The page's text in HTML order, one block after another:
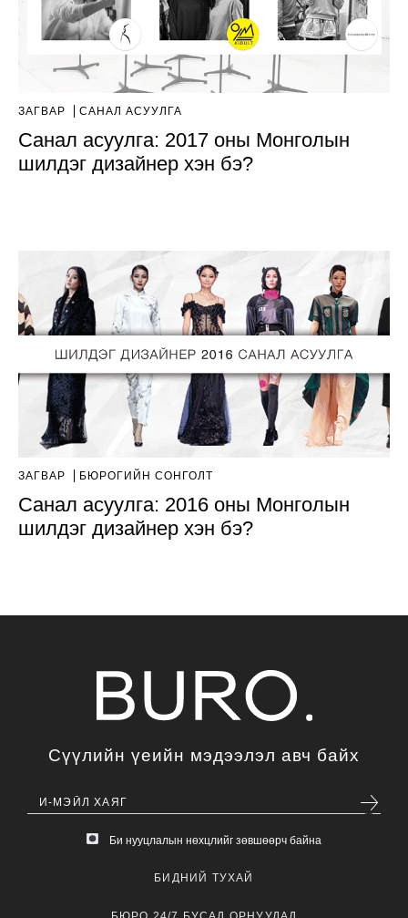
ЗАГВАР САНАЛ АСУУЛГА
Санал асуулга: 2017 оны Монголын
шилдэг дизайнер хэн бэ?
ЗАГВАР БЮРОГИЙН СОНГОЛТ
Санал асуулга: 2016 оны Монголын
шилдэг дизайнер хэн бэ?
Сүүлийн үеийн мэдээлэл авч байх
Би нууцлалын нөхцлийг зөвшөөрч байна
БИДНИЙ ТУХАЙ